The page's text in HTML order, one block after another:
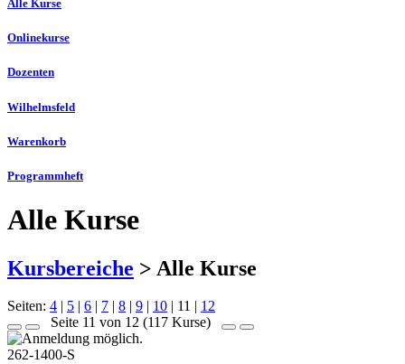
Alle Kurse
Onlinekurse
Dozenten
Wilhelmsfeld
Warenkorb
Programmheft
Alle Kurse
Kursbereiche > Alle Kurse
Seiten: 4 | 5 | 6 | 7 | 8 | 9 | 10 | 11 | 12
Seite 11 von 12 (117 Kurse)
262-1400-S